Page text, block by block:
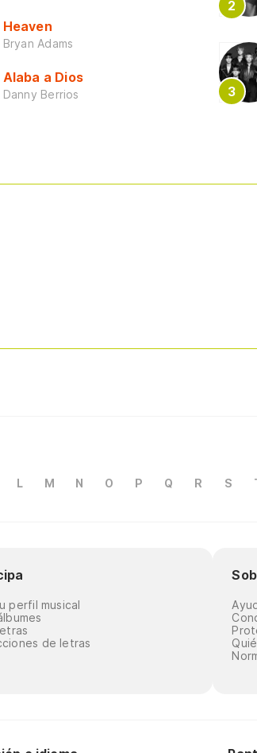
Heaven
Bryan Adams
Alaba a Dios
Danny Berrios
L M N O P Q R S
perfil musical
de letras